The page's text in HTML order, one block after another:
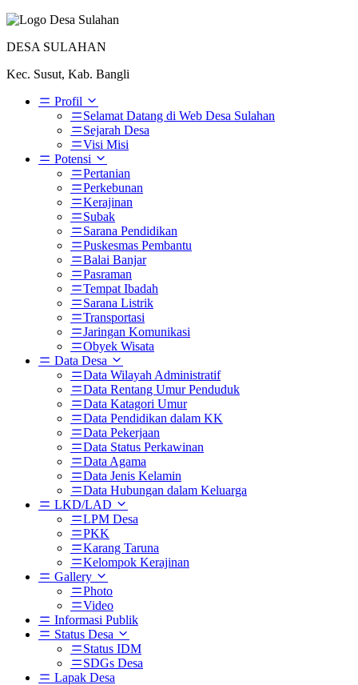
DESA SULAHAN
Kec. Susut, Kab. Bangli
Profil
Selamat Datang di Web Desa Sulahan
Sejarah Desa
Visi Misi
Potensi
Pertanian
Perkebunan
Kerajinan
Subak
Sarana Pendidikan
Puskesmas Pembantu
Balai Banjar
Pasraman
Tempat Ibadah
Sarana Listrik
Transportasi
Jaringan Komunikasi
Obyek Wisata
Data Desa
Data Wilayah Administratif
Data Rentang Umur Penduduk
Data Katagori Umur
Data Pendidikan dalam KK
Data Pekerjaan
Data Status Perkawinan
Data Agama
Data Jenis Kelamin
Data Hubungan dalam Keluarga
LKD/LAD
LPM Desa
PKK
Karang Taruna
Kelompok Kerajinan
Gallery
Photo
Video
Informasi Publik
Status Desa
Status IDM
SDGs Desa
Lapak Desa